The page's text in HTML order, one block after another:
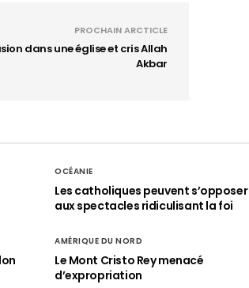
PROCHAIN ARCTICLE
dans une église et cris Allah
Akbar
OCÉANIE
Les catholiques peuvent s’opposer
aux spectacles ridiculisant la foi
AMÉRIQUE DU NORD
Le Mont Cristo Rey menacé
d’expropriation